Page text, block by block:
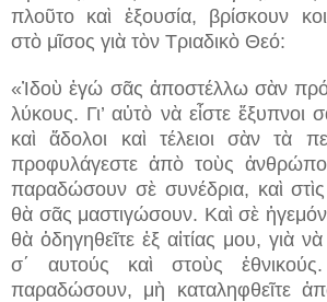
πλοῦτο καὶ ἐξουσία, βρίσκουν
στὸ μῖσος γιὰ τὸν Τριαδικὸ Θεό:
«Ἰδοὺ ἐγώ σᾶς ἀποστέλλω σὰν
λύκους. Γι’ αὐτὸ νὰ εἶστε ἔξυπνοι
καὶ ἄδολοι καὶ τέλειοι σὰν τὰ
προφυλάγεστε ἀπὸ τοὺς
παραδώσουν σὲ συνέδρια, καὶ
θὰ σᾶς μαστιγώσουν. Καὶ σὲ
θὰ ὁδηγηθεῖτε ἐξ αἰτίας μου, γιὰ
σ΄ αυτούς καὶ στοὺς
παραδώσουν, μὴ καταληφθεῖτε